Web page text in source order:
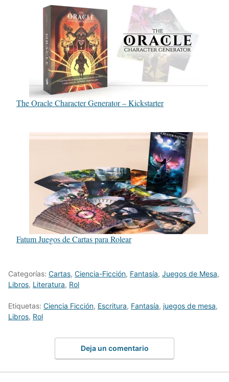
The Oracle Character Generator – Kickstarter
Fatum Juegos de Cartas para Rolear
Categorías: Cartas, Ciencia-Ficción, Fantasía, Juegos de Mesa,
Libros, Literatura, Rol
Etiquetas: Ciencia Ficción, Escritura, Fantasía, juegos de mesa,
Libros, Rol
Deja un comentario